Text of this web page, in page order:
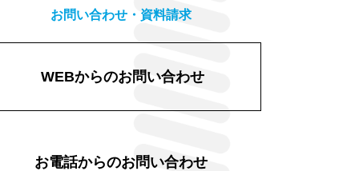
お問い合わせ・資料請求
WEBからのお問い合わせ
お電話からのお問い合わせ